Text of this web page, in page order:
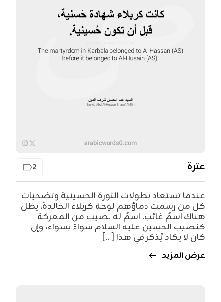
عترة 2
عندما تستعاد بطولات الثورة الحسينية وتضحيات
كل من رسمت دماؤهم لوحة كربلاء الخالدة، يظل
هناك اسمٌ غائب. اسمٌ له نصيب من المعركة
كنصيب الحسين عليه السلام سواءً بسواء، وإن
كان لا يكاد يُذكر في هذا [...]
عرض المزيد